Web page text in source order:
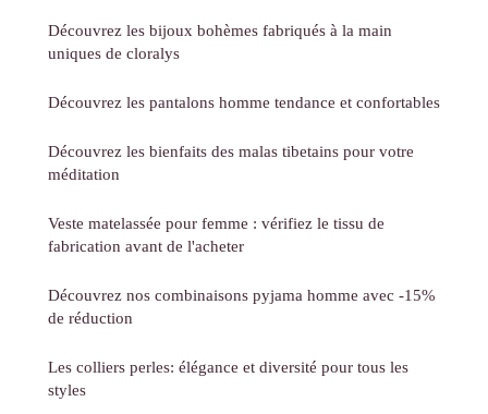
Découvrez les bijoux bohèmes fabriqués à la main
uniques de cloralys
Découvrez les pantalons homme tendance et confortables
Découvrez les bienfaits des malas tibetains pour votre
méditation
Veste matelassée pour femme : vérifiez le tissu de
fabrication avant de l'acheter
Découvrez nos combinaisons pyjama homme avec -15%
de réduction
Les colliers perles: élégance et diversité pour tous les
styles